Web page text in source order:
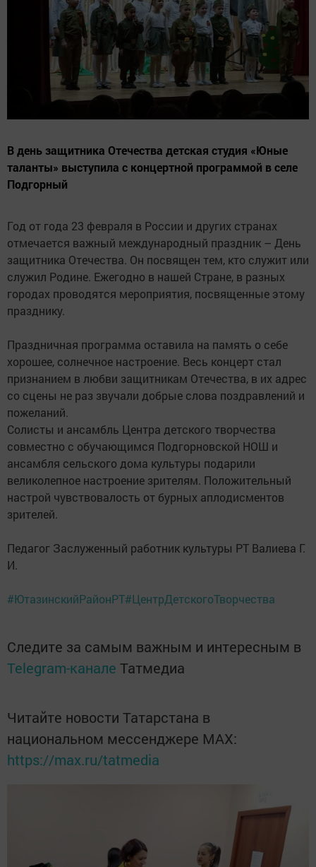
В день защитника Отечества детская студия «Юные
таланты» выступила с концертной программой в селе
Подгорный
Год от года 23 февраля в России и других странах
отмечается важный международный праздник – День
защитника Отечества. Он посвящен тем, кто служит или
служил Родине. Ежегодно в нашей Стране, в разных
городах проводятся мероприятия, посвященные этому
празднику.
Праздничная программа оставила на память о себе
хорошее, солнечное настроение. Весь концерт стал
признанием в любви защитникам Отечества, в их адрес
со сцены не раз звучали добрые слова поздравлений и
пожеланий.
Солисты и ансамбль Центра детского творчества
совместно с обучающимся Подгорновской НОШ и
ансамбля сельского дома культуры подарили
великолепное настроение зрителям. Положительный
настрой чувствовалость от бурных аплодисментов
зрителей.
Педагог Заслуженный работник культуры РТ Валиева Г.
И.
#ЮтазинскийРайонРТ#ЦентрДетскогоТворчества
Следите за самым важным и интересным в
Telegram-канале Татмедиа
Читайте новости Татарстана в
национальном мессенджере MАХ:
https://max.ru/tatmedia